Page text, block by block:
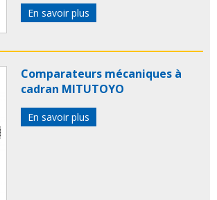
En savoir plus
Comparateurs mécaniques à
cadran MITUTOYO
En savoir plus